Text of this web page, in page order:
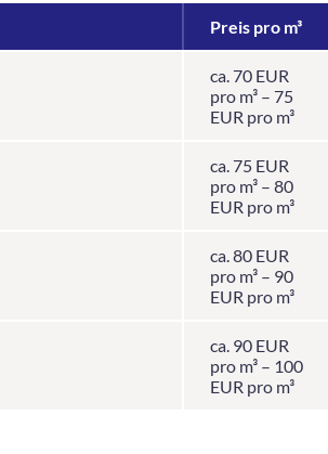
Preis pro m³
ca. 70 EUR
pro m³ – 75
EUR pro m³
ca. 75 EUR
pro m³ – 80
EUR pro m³
ca. 80 EUR
pro m³ – 90
EUR pro m³
ca. 90 EUR
pro m³ – 100
EUR pro m³